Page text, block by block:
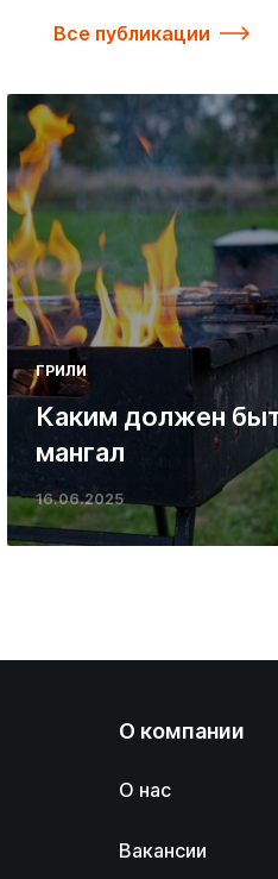
Все публикации
ГРИЛИ
Каким должен
мангал
16.06.2025
О компании
О нас
Вакансии